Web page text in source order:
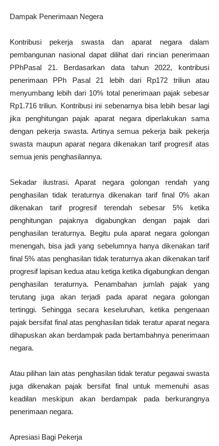
Dampak Penerimaan Negera
Kontribusi pekerja swasta dan aparat negara dalam
pembangunan nasional dapat dilihat dari rincian penerimaan
PPhPasal 21. Berdasarkan data tahun 2022, kontribusi
penerimaan PPh Pasal 21 lebih dari Rp172 triliun atau
menyumbang lebih dari 10% total penerimaan pajak sebesar
Rp1.716 triliun. Kontribusi ini sebenarnya bisa lebih besar lagi
jika penghitungan pajak aparat negara diperlakukan sama
dengan pekerja swasta. Artinya semua pekerja baik pekerja
swasta maupun aparat negara dikenakan tarif progresif atas
semua jenis penghasilannya.
Sekadar ilustrasi. Aparat negara golongan rendah yang
penghasilan tidak teraturnya dikenakan tarif final 0% akan
dikenakan tarif progresif terendah sebesar 5% ketika
penghitungan pajaknya digabungkan dengan pajak dari
penghasilan teraturnya. Begitu pula aparat negara golongan
menengah, bisa jadi yang sebelumnya hanya dikenakan tarif
final 5% atas penghasilan tidak teraturnya akan dikenakan tarif
progresif lapisan kedua atau ketiga ketika digabungkan dengan
penghasilan teraturnya. Penambahan jumlah pajak yang
terutang juga akan terjadi pada aparat negara golongan
tertinggi. Sehingga secara keseluruhan, ketika pengenaan
pajak bersifat final atas penghasilan tidak teratur aparat negara
dihapuskan akan berdampak pada bertambahnya penerimaan
negara.
Atau pilihan lain atas penghasilan tidak teratur pegawai swasta
juga dikenakan pajak bersifat final untuk memenuhi asas
keadilan meskipun akan berdampak pada berkurangnya
penerimaan negara.
Apresiasi Bagi Pekerja